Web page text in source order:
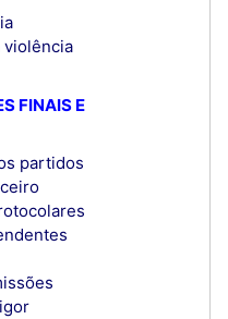
violência
FINAIS E
partidos